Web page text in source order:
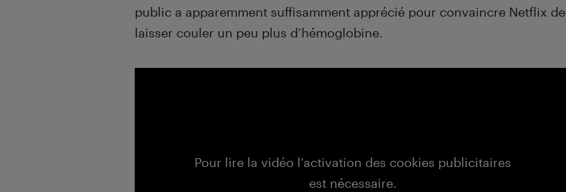
public a apparemment suffisamment apprécié pour convaincre Netflix de
laisser couler un peu plus d’hémoglobine.
Pour lire la vidéo l’activation des cookies publicitaires
est nécessaire.